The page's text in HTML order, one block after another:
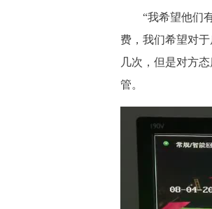
“我希望他们有
费，我们希望对
几次，但是对方
管。